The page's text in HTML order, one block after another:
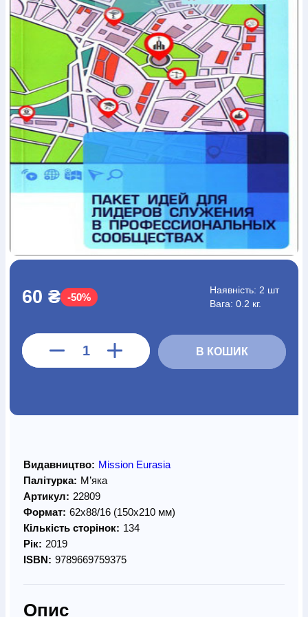
Богослов`я Шлюб і сім`я
Юдаїзм
Супутні товари
ПеріодикаАудіоРучки кульковіВідеоГалантерея
Закладки для книгФутболкиБрелокиСумкиБіжутерія
Блокноти
Щоденники / щотижневикиВироби з дерева
Вироби з кераміки і глини
Вироби з сріблаКартини
Навчальні мапиШкіряні виробиМагнітиМеталеві
виробиМіні-лампиНаклейкиНастільні ігриПакети
подарунковіПлакатиПластмасові виробиХустки
Подарункові картки
Репринти
ЗошитиФотокартини Чохли на Библії
Головні убори
Календарі Канцелярскі товари
ЛистівкиСувенирна продукція Годинники
Пазли
Книга в комплекті
За додатковою інформацією дзвоніть за номером:+38
(097) 880-6379
Ми у Facebook
60 ₴ -50%
Наявність: 2 шт
Вага: 0.2 кг.
В КОШИК
Видавництво: Mission Eurasia
Палітурка: М’яка
Артикул: 22809
Формат: 62х88/16 (150х210 мм)
Кількість сторінок: 134
Рік: 2019
ISBN: 9789669759375
Опис